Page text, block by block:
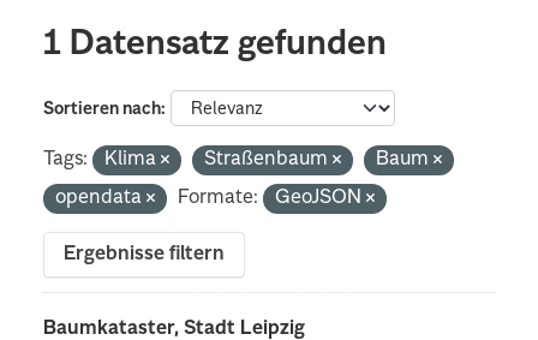
1 Datensatz gefunden
Sortieren nach
Tags: Klima Straßenbaum
Baum
opendata
Formate: GeoJSON
Ergebnisse filtern
Baumkataster, Stadt Leipzig